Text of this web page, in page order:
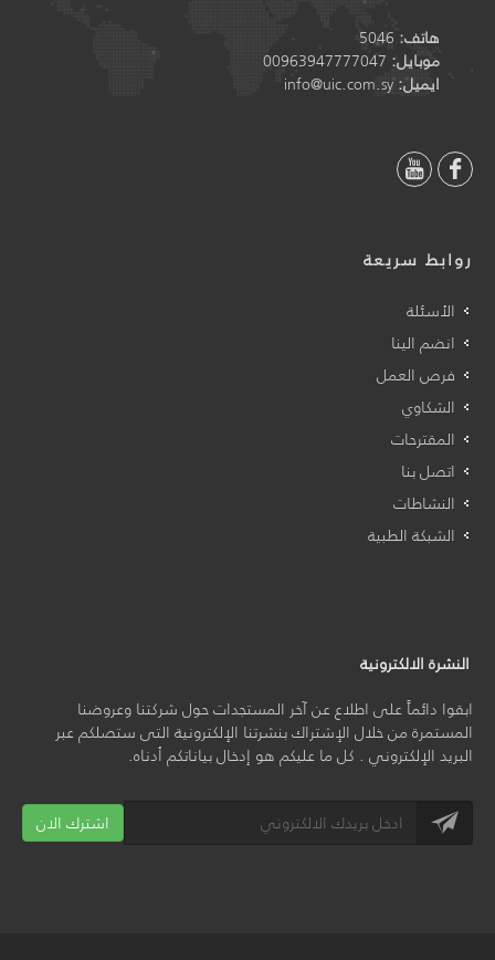
هاتف: 5046
موبايل: 00963947777047
ايميل:info@uic.com.sy
روابط سريعة
الأسئلة
انضم الينا
فرص العمل
الشكاوي
المقترحات
اتصل بنا
النشاطات
الشبكة الطبية
النشرة الالكترونية
ابقوا دائماً على اطلاع عن آخر المستجدات حول شركتنا وعروضنا
المستمرة من خلال الإشتراك بنشرتنا الإلكترونية التى ستصلكم عبر
البريد الإلكتروني . كل ما عليكم هو إدخال بياناتكم أدناه.
اشترك الان